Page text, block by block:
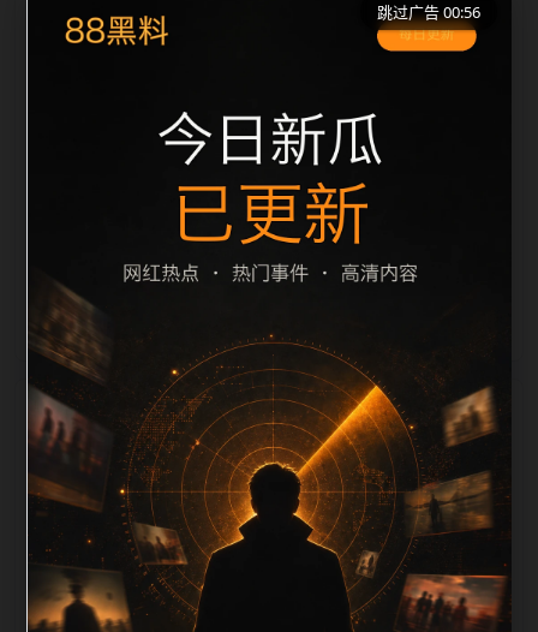
览习惯整理标题、描述、图片和站内推荐。用户进入页
览。本页强调内容归集和主题一致性，避免无关关键词
堆砌，也避免多个站点同步发布完全相同的标题。图片
说明、文件名、alt 和 title 均围绕主关键词、栏目词和
文章标题生成，便于搜索引擎理解页面主题。后续采集
时将继续执行远程图片本地化、坏图默认图兜底、标题
重复过滤和 descrip
栏目内容归集
tion 长度检查。栏目内容按每日少量新增的方式持续扩
展，每篇保留相关问题、站内推荐和清晰的层级路径，
减少用户反复返回搜索页。第36篇作为本栏目的初始建
设内容，主要用于补齐栏目深度、稳定内链结构，并为
后续专题聚合提供可点击入口。如果后续发现页面缺
跳过广告 00:56